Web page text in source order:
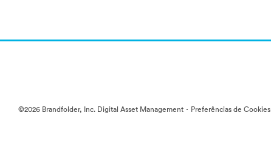
©2026 Brandfolder, Inc. Digital Asset Management · Preferências de Cookies